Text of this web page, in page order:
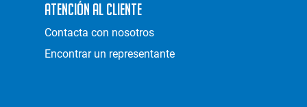
Atención al Cliente
Contacta con nosotros
Encontrar un representante